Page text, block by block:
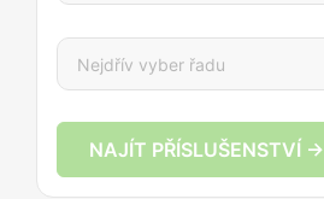
NAJÍT PŘÍSLUŠENSTVÍ →